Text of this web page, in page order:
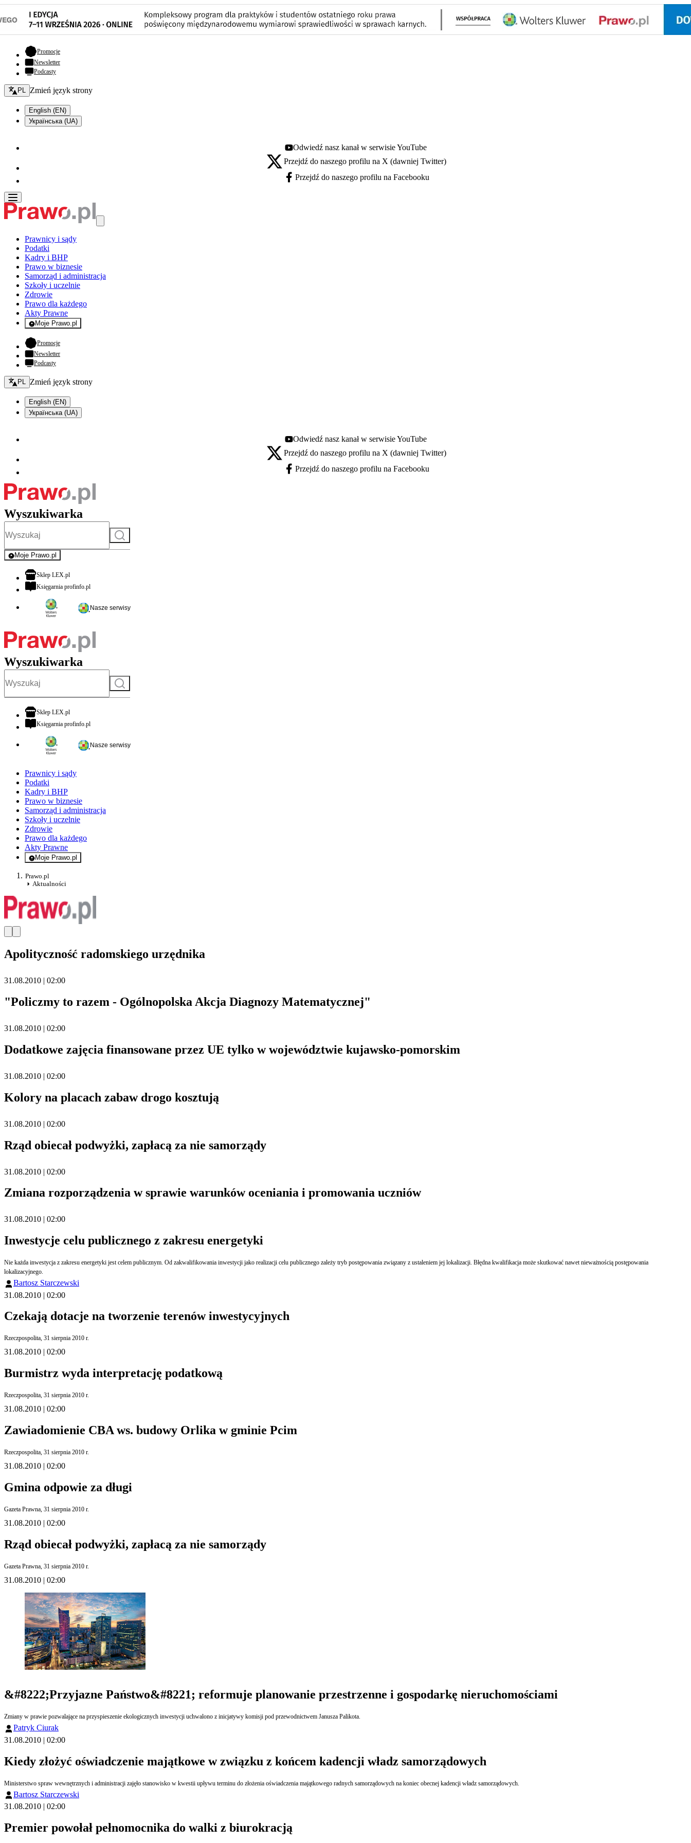
Promocje- otwiera się w nowej karcie
Newsletter
Podcasty
Zmień język - bieżący:
PL Zmień język strony
English (EN)
Українська (UA)
Youtube - otwiera się w nowej karcie
Odwiedź nasz kanał w serwisie YouTube
X - otwiera się w nowej karcie
Przejdź do naszego profilu na X (dawniej Twitter)
Facebook - otwiera się w nowej karcie
Przejdź do naszego profilu na Facebooku
Prawnicy i sądy
Podatki
Kadry i BHP
Prawo w biznesie
Samorząd i administracja
Szkoły i uczelnie
Zdrowie
Prawo dla każdego
Akty Prawne
Moje Prawo.pl
- rejestracja i logowanie do serwisu
Promocje- otwiera się w nowej karcie
Newsletter
Podcasty
Zmień język - bieżący:
PL Zmień język strony
English (EN)
Українська (UA)
Youtube - otwiera się w nowej karcie
Odwiedź nasz kanał w serwisie YouTube
X - otwiera się w nowej karcie
Przejdź do naszego profilu na X (dawniej Twitter)
Facebook - otwiera się w nowej karcie
Przejdź do naszego profilu na Facebooku
Wyszukiwarka
Szukaj
Moje Prawo.pl
- rejestracja i logowanie do serwisu
Sklep LEX.plotwiera się w nowej karcie
Księgarnia profinfo.plotwiera się w nowej karcie
Nasze serwisy
Wyszukiwarka
Szukaj
Sklep LEX.plotwiera się w nowej karcie
Księgarnia profinfo.plotwiera się w nowej karcie
Nasze serwisy
Prawnicy i sądy
Podatki
Kadry i BHP
Prawo w biznesie
Samorząd i administracja
Szkoły i uczelnie
Zdrowie
Prawo dla każdego
Akty Prawne
Moje Prawo.pl
- rejestracja i logowanie do serwisu
Prawo.pl
Aktualności
Apolityczność radomskiego urzędnika
31.08.2010 | 02:00
"Policzmy to razem - Ogólnopolska Akcja Diagnozy Matematycznej"
31.08.2010 | 02:00
Dodatkowe zajęcia finansowane przez UE tylko w województwie kujawsko-pomorskim
31.08.2010 | 02:00
Kolory na placach zabaw drogo kosztują
31.08.2010 | 02:00
Rząd obiecał podwyżki, zapłacą za nie samorządy
31.08.2010 | 02:00
Zmiana rozporządzenia w sprawie warunków oceniania i promowania uczniów
31.08.2010 | 02:00
Inwestycje celu publicznego z zakresu energetyki
Nie każda inwestycja z zakresu energetyki jest celem publicznym. Od zakwalifikowania inwestycji jako realizacji celu publicznego zależy tryb postępowania związany z ustaleniem jej lokalizacji. Błędna kwalifikacja może skutkować nawet nieważnością postępowania
lokalizacyjnego.
Bartosz Starczewski
31.08.2010 | 02:00
Czekają dotacje na tworzenie terenów inwestycyjnych
Rzeczpospolita, 31 sierpnia 2010 r.
31.08.2010 | 02:00
Burmistrz wyda interpretację podatkową
Rzeczpospolita, 31 sierpnia 2010 r.
31.08.2010 | 02:00
Zawiadomienie CBA ws. budowy Orlika w gminie Pcim
Rzeczpospolita, 31 sierpnia 2010 r.
31.08.2010 | 02:00
Gmina odpowie za długi
Gazeta Prawna, 31 sierpnia 2010 r.
31.08.2010 | 02:00
Rząd obiecał podwyżki, zapłacą za nie samorządy
Gazeta Prawna, 31 sierpnia 2010 r.
31.08.2010 | 02:00
&#8222;Przyjazne Państwo&#8221; reformuje planowanie przestrzenne i gospodarkę nieruchomościami
Zmiany w prawie pozwalające na przyspieszenie ekologicznych inwestycji uchwalono z inicjatywy komisji pod przewodnictwem Janusza Palikota.
Patryk Ciurak
31.08.2010 | 02:00
Kiedy złożyć oświadczenie majątkowe w związku z końcem kadencji władz samorządowych
Ministerstwo spraw wewnętrznych i administracji zajęło stanowisko w kwestii upływu terminu do złożenia oświadczenia majątkowego radnych samorządowych na koniec obecnej kadencji władz samorządowych.
Bartosz Starczewski
31.08.2010 | 02:00
Premier powołał pełnomocnika do walki z biurokracją